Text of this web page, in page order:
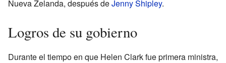
Nueva Zelanda, después deJenny Shipley.
Logros de su gobierno
Durante el tiempo en que Helen Clark fue primera ministra,